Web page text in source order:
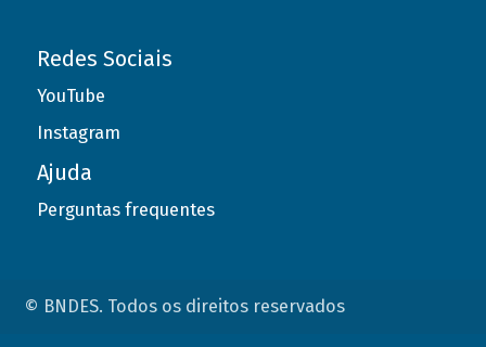
Redes Sociais
YouTube
Instagram
Ajuda
Perguntas frequentes
© BNDES. Todos os direitos reservados